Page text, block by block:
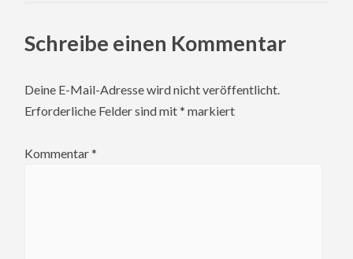
Schreibe einen Kommentar
Deine E-Mail-Adresse wird nicht veröffentlicht.
Erforderliche Felder sind mit* markiert
Kommentar*